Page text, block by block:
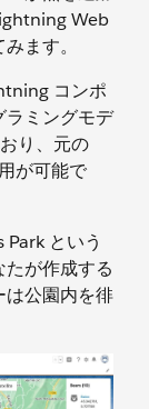
Web
ます。
コンポ
ラミングモデ
り、元の
が可能で
という
が作成する
は公園内を徘